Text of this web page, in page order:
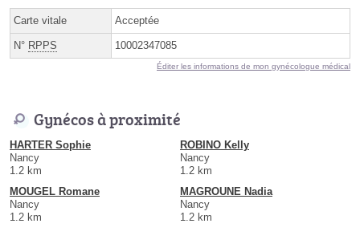
Carte vitale Acceptée
N° RPPS 10002347085
Éditer les informations de mon gynécologue médical
Gynécos à proximité
HARTER Sophie
Nancy
1.2 km
ROBINO Kelly
Nancy
1.2 km
MOUGEL Romane
Nancy
1.2 km
MAGROUNE Nadia
Nancy
1.2 km